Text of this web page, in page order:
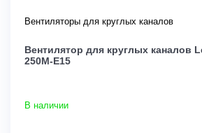
Вентиляторы для круглых каналов
Вентилятор для круглых каналов
250M-E15
В наличии